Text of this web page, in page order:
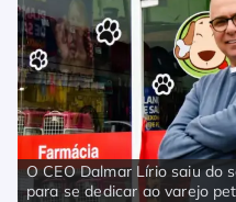
O CEO Dalmar Lírio saiu do
para se dedicar ao varejo